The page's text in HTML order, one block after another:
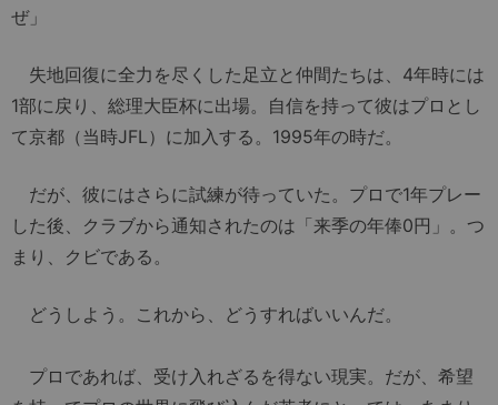
ぜ」
失地回復に全力を尽くした足立と仲間たちは、4年時には
1部に戻り、総理大臣杯に出場。自信を持って彼はプロとし
て京都（当時JFL）に加入する。1995年の時だ。
だが、彼にはさらに試練が待っていた。プロで1年プレー
した後、クラブから通知されたのは「来季の年俸0円」。つ
まり、クビである。
どうしよう。これから、どうすればいいんだ。
プロであれば、受け入れざるを得ない現実。だが、希望